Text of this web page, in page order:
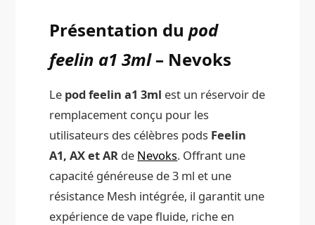
Présentation dupod
feelin a1 3ml– Nevoks
Le pod feelin a1 3ml est un réservoir de
remplacement conçu pour les
utilisateurs des célèbres pods Feelin
A1, AX et AR de Nevoks. Offrant une
capacité généreuse de 3 ml et une
résistance Mesh intégrée, il garantit une
expérience de vape fluide, riche en